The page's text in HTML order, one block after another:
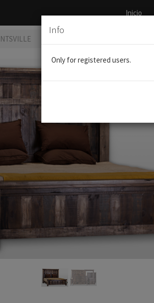
Inicio
Info
Only for registered users.